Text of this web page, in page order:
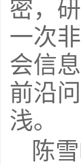
密，
一次
会信
前沿
浅。
陈